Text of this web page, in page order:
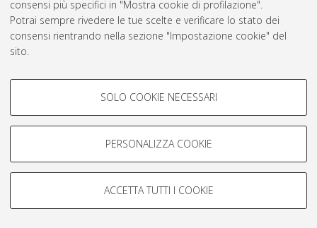
consensi più specifici in "Mostra cookie di profilazione".
Potrai sempre rivedere le tue scelte e verificare lo stato dei
consensi rientrando nella sezione "Impostazione cookie" del
sito.
COOKIE DI PROFILAZIONE -
Si tratta di cookie utilizzati per analizzare le caratteristiche della
navigazione degli utenti, creare profili in base al loro comportamento
Mostra cookie di profilazione
COOKIE TECNICI - NECESSARI
SOLO COOKIE NECESSARI
PERSONALIZZA COOKIE
ACCETTA TUTTI I COOKIE
Servizio implementato e gestito da AlmaDL
Impostazioni Cookie
© ALMA MATER STUDIORUM - Università di Bologna, 2007-2026.